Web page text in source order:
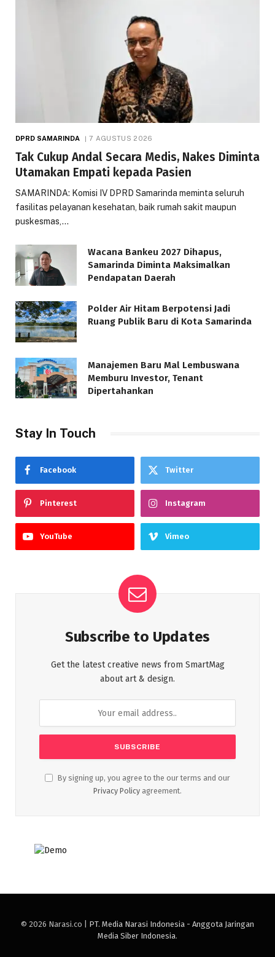
DPRD SAMARINDA 7 AGUSTUS 2026
Tak Cukup Andal Secara Medis, Nakes Diminta
Utamakan Empati kepada Pasien
SAMARINDA: Komisi IV DPRD Samarinda meminta seluruh
fasilitas pelayanan kesehatan, baik rumah sakit maupun
puskesmas,…
Wacana Bankeu 2027 Dihapus,
Samarinda Diminta Maksimalkan
Pendapatan Daerah
Polder Air Hitam Berpotensi Jadi
Ruang Publik Baru di Kota Samarinda
Manajemen Baru Mal Lembuswana
Memburu Investor, Tenant
Dipertahankan
Stay In Touch
Facebook Twitter
Pinterest Instagram
YouTube Vimeo
Subscribe to Updates
Get the latest creative news from SmartMag
about art & design.
By signing up, you agree to the our terms and our
Privacy Policy agreement.
© 2026 Narasi.co | PT. Media Narasi Indonesia - Anggota Jaringan
Media Siber Indonesia.